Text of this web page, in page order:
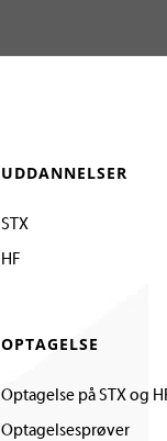
UDDANNELSER
STX
HF
OPTAGELSE
Optagelse på STX og
Optagelsesprøver